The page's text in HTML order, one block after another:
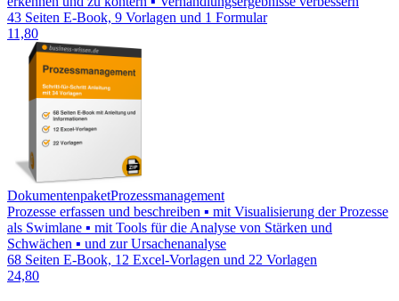
43 Seiten E-Book, 9 Vorlagen und 1 Formular
11,80
DokumentenpaketProzessmanagement
Prozesse erfassen und beschreiben ▪ mit Visualisierung der Prozesse
als Swimlane ▪ mit Tools für die Analyse von Stärken und
Schwächen ▪ und zur Ursachenanalyse
68 Seiten E-Book, 12 Excel-Vorlagen und 22 Vorlagen
24,80